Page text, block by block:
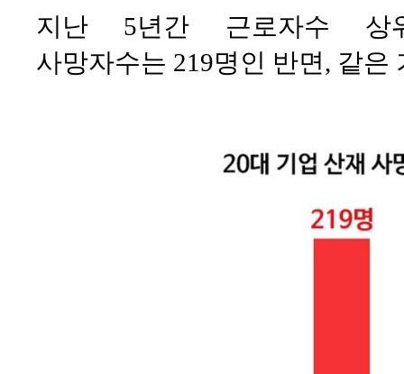
지난 5년간 근로자수
사망자수는 219명인 반면, 같